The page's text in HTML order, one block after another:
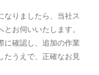
なりましたら、当社ス
お伺いいたします。
に確認し、追加の作業
たうえで、正確なお見